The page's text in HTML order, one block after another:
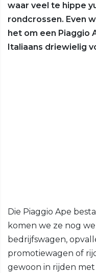
waar veel te hippe
rondcrossen. Even
het om een Piaggio
Italiaans driewielig
Die Piaggio Ape
komen we ze nog
bedrijfswagen,
promotiewagen of
gewoon in rijden